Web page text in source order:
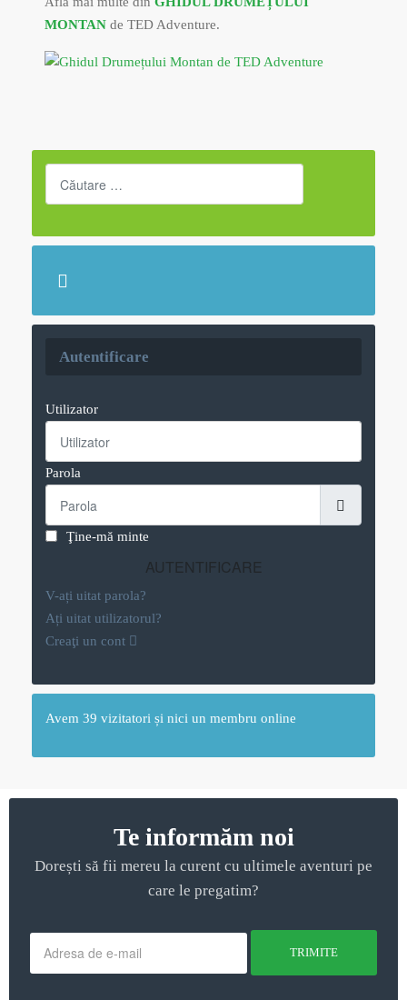
MONTAN de TED Adventure.
Autentificare
Utilizator
Parola
Ţine-mă minte
AUTENTIFICARE
V-ați uitat parola?
Ați uitat utilizatorul?
Creaţi un cont
Avem 39 vizitatori și nici un membru online
Te informăm noi
Dorești să fii mereu la curent cu ultimele aventuri pe
care le pregatim?